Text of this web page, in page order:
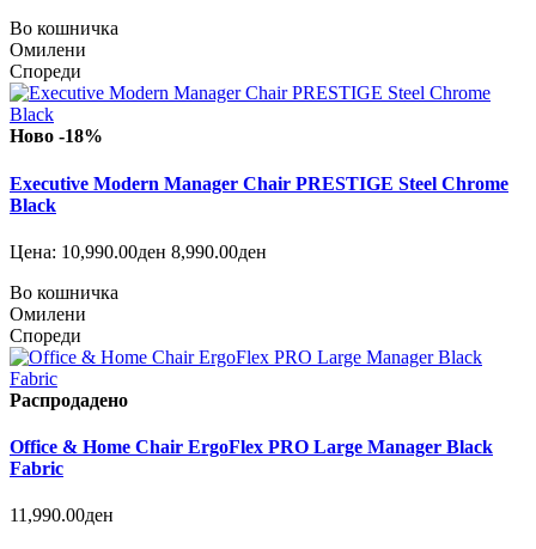
Во кошничка
Омилени
Спореди
Ново -18%
Executive Modern Manager Chair PRESTIGE Steel Chrome
Black
Цена: 10,990.00ден 8,990.00ден
Во кошничка
Омилени
Спореди
Распродадено
Office & Home Chair ErgoFlex PRO Large Manager Black
Fabric
11,990.00ден